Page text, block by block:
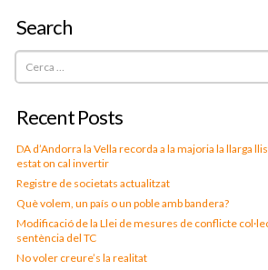
Search
Cerca:
Recent Posts
DA d’Andorra la Vella recorda a la majoria la llarga
estat on cal invertir
Registre de societats actualitzat
Què volem, un país o un poble amb bandera?
Modificació de la Llei de mesures de conflicte
sentència del TC
No voler creure’s la realitat